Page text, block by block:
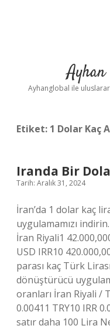
Ayhanglobal ile
Etiket: 1 Dolar Kaç
Iranda Bir
Tarih: Aralık 31, 2024
İran’da 1 dolar kaç
uygulamamızı
İran Riyali1
USD IRR10
parası kaç Türk
dönüştürücü
oranları İran Riyali /
0.00411 TRY10 IRR
satır daha 100 Lira